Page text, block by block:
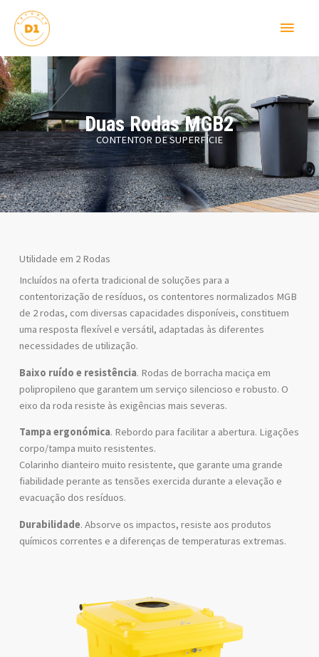
content
Duas Rodas MGB2
CONTENTOR DE SUPERFÍCIE
Utilidade em 2 Rodas
Incluídos na oferta tradicional de soluções para a
contentorização de resíduos, os contentores normalizados MGB
de 2 rodas, com diversas capacidades disponíveis, constituem
uma resposta flexível e versátil, adaptadas às diferentes
necessidades de utilização.
Baixo ruído e resistência. Rodas de borracha maciça em
polipropileno que garantem um serviço silencioso e robusto. O
eixo da roda resiste às exigências mais severas.
Tampa ergonómica. Rebordo para facilitar a abertura. Ligações
corpo/tampa muito resistentes.
Colarinho dianteiro muito resistente, que garante uma grande
fiabilidade perante as tensões exercida durante a elevação e
evacuação dos resíduos.
Durabilidade. Absorve os impactos, resiste aos produtos
químicos correntes e a diferenças de temperaturas extremas.